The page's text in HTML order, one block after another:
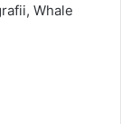
Whale